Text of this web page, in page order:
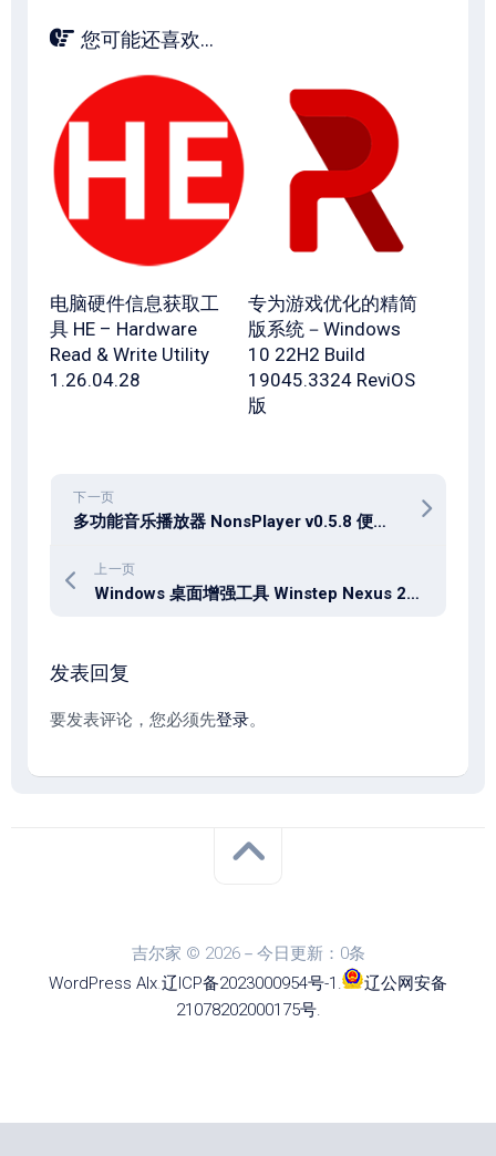
您可能还喜欢...
电脑硬件信息获取工
具 HE – Hardware
Read & Write Utility
1.26.04.28
专为游戏优化的精简
版系统－Windows
10 22H2 Build
19045.3324 ReviOS
版
下一页
多功能音乐播放器 NonsPlayer v0.5.8 便携版
上一页
Windows 桌面增强工具 Winstep Nexus 26.4
发表回复
要发表评论，您必须先登录。
吉尔家 © 2026－今日更新：0条
WordPress Alx.辽ICP备2023000954号-1 .
辽公网安备
21078202000175号.